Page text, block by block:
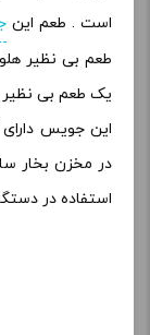
است . طعم این
طعم بی نظیر
یک طعم بی نظیر
در مخزن بخار
استفاده در